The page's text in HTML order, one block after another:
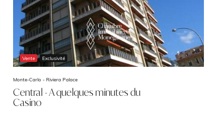
Vente Exclusivité
Monte-Carlo - Riviera Palace
Central - A quelques minutes du
Casino